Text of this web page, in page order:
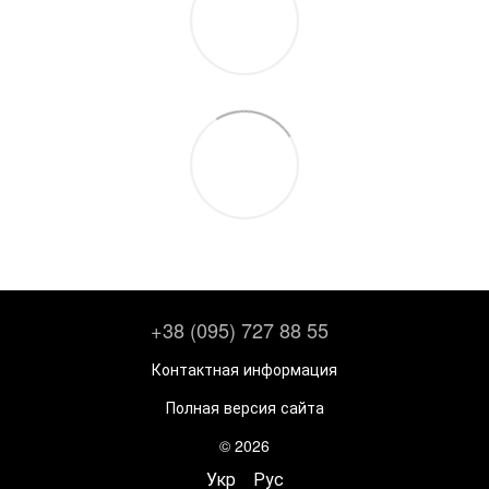
+38 (095) 727 88 55
Контактная информация
Полная версия сайта
© 2026
Укр Рус